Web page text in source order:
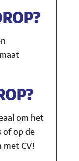
om het
of op de
met CV!